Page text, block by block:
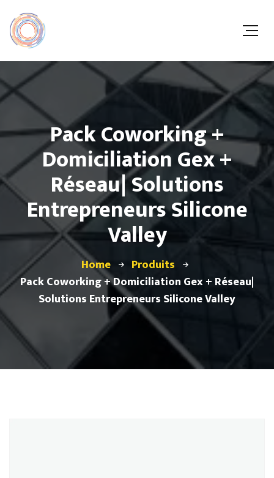
Pack Coworking +
Domiciliation Gex +
Réseau| Solutions
Entrepreneurs Silicone
Valley
Home
Produits
Pack Coworking + Domiciliation Gex + Réseau|
Solutions Entrepreneurs Silicone Valley